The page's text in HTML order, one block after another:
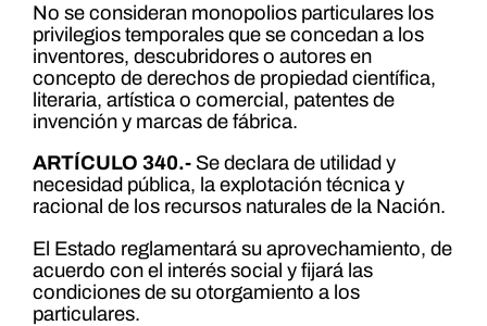
No se consideran monopolios particulares los
privilegios temporales que se concedan a los
inventores, descubridores o autores en
concepto de derechos de propiedad científica,
literaria, artística o comercial, patentes de
invención y marcas de fábrica.
ARTÍCULO 340.- Se declara de utilidad y
necesidad pública, la explotación técnica y
racional de los recursos naturales de la Nación.
El Estado reglamentará su aprovechamiento, de
acuerdo con el interés social y fijará las
condiciones de su otorgamiento a los
particulares.